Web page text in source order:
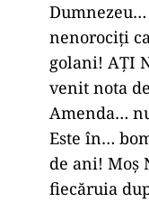
nenorociți
golani! AȚI
venit nota
Amenda…
Este în…
de ani! Moș
fiecăruia